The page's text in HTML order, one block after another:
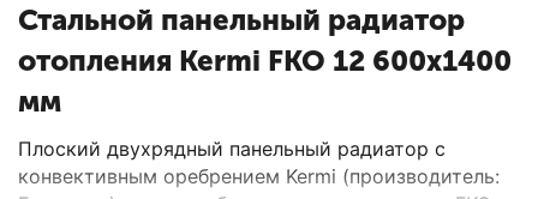
Стальной панельный радиатор
отопления Kermi FKO 12 600x1400
мм
Плоский двухрядный панельный радиатор с
конвективным оребрением Kermi (производитель: